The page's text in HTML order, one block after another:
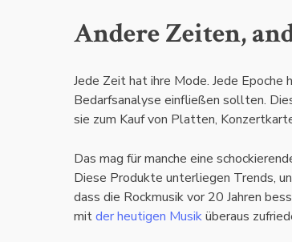
Andere Zeiten,
Jede Zeit hat ihre Mode. Jede
Bedarfsanalyse einfließen sollten.
sie zum Kauf von Platten,
Das mag für manche eine
Diese Produkte unterliegen Trends,
dass die Rockmusik vor 20 Jahren
mitder heutigen Musiküberaus